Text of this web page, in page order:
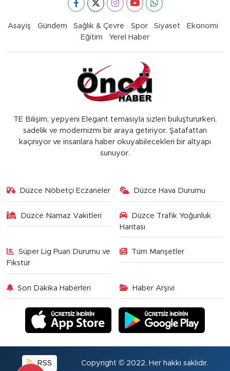
Asayiş Gündem Sağlık & Çevre Spor Siyaset
Ekonomi
Eğitim
Yerel Haber
TE Bilişim, yepyeni Elegant temasıyla sizleri buluştururken,
sadelik ve modernizmi bir araya getiriyor. Şatafattan
kaçınıyor ve insanlara haber okuyabilecekleri bir altyapı
sunuyor.
Düzce Nöbetçi Eczaneler Düzce Hava Durumu
Düzce Namaz Vakitleri
Düzce Trafik Yoğunluk
Haritası
Süper Lig Puan Durumu ve
Fikstür
Tüm Manşetler
Son Dakika Haberleri Haber Arşivi
RSS Copyright © 2022. Her hakkı saklıdır.